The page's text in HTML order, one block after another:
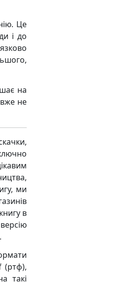
Це
і до
на
не
ми
в
(ртф),
такі